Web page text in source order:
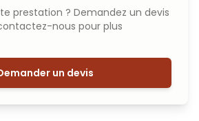
prestation ? Demandez un devis
nous pour plus
un devis